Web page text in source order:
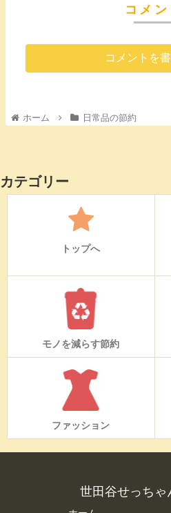
コメン
コメントを
ホーム 日常品の節約
カテゴリー
トップへ
モノを減らす節約
ファッション
世田谷せっちゃ